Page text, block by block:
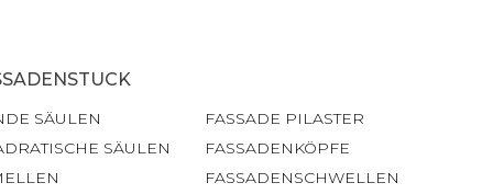
SÄULEN
SÄULEN
FASSADE PILASTER
FASSADENKÖPFE
FASSADENSCHWELLEN